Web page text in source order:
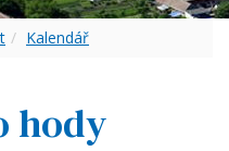
Kalendář
hody